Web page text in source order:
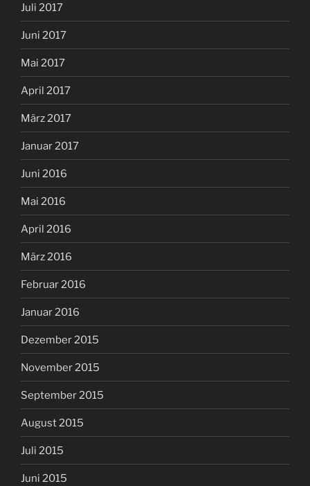
Juli 2017
Juni 2017
Mai 2017
April 2017
März 2017
Januar 2017
Juni 2016
Mai 2016
April 2016
März 2016
Februar 2016
Januar 2016
Dezember 2015
November 2015
September 2015
August 2015
Juli 2015
Juni 2015